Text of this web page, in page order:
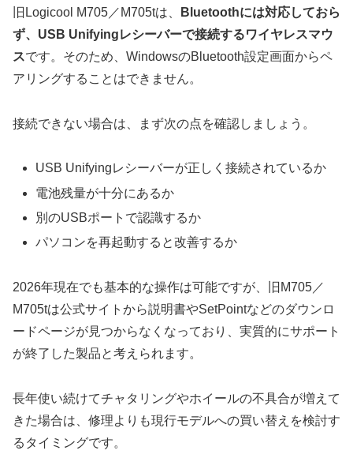
旧Logicool M705／M705tは、
Bluetoothには対応しておら
ず、USB Unifyingレシーバーで接続するワイヤレスマウ
スです。そのため、WindowsのBluetooth設定画面からペ
アリングすることはできません。
接続できない場合は、まず次の点を確認しましょう。
USB Unifyingレシーバーが正しく接続されているか
電池残量が十分にあるか
別のUSBポートで認識するか
パソコンを再起動すると改善するか
2026年現在でも基本的な操作は可能ですが、旧M705／
M705tは公式サイトから説明書やSetPointなどのダウンロ
ードページが見つからなくなっており、実質的にサポート
が終了した製品と考えられます。
長年使い続けてチャタリングやホイールの不具合が増えて
きた場合は、修理よりも現行モデルへの買い替えを検討す
るタイミングです。